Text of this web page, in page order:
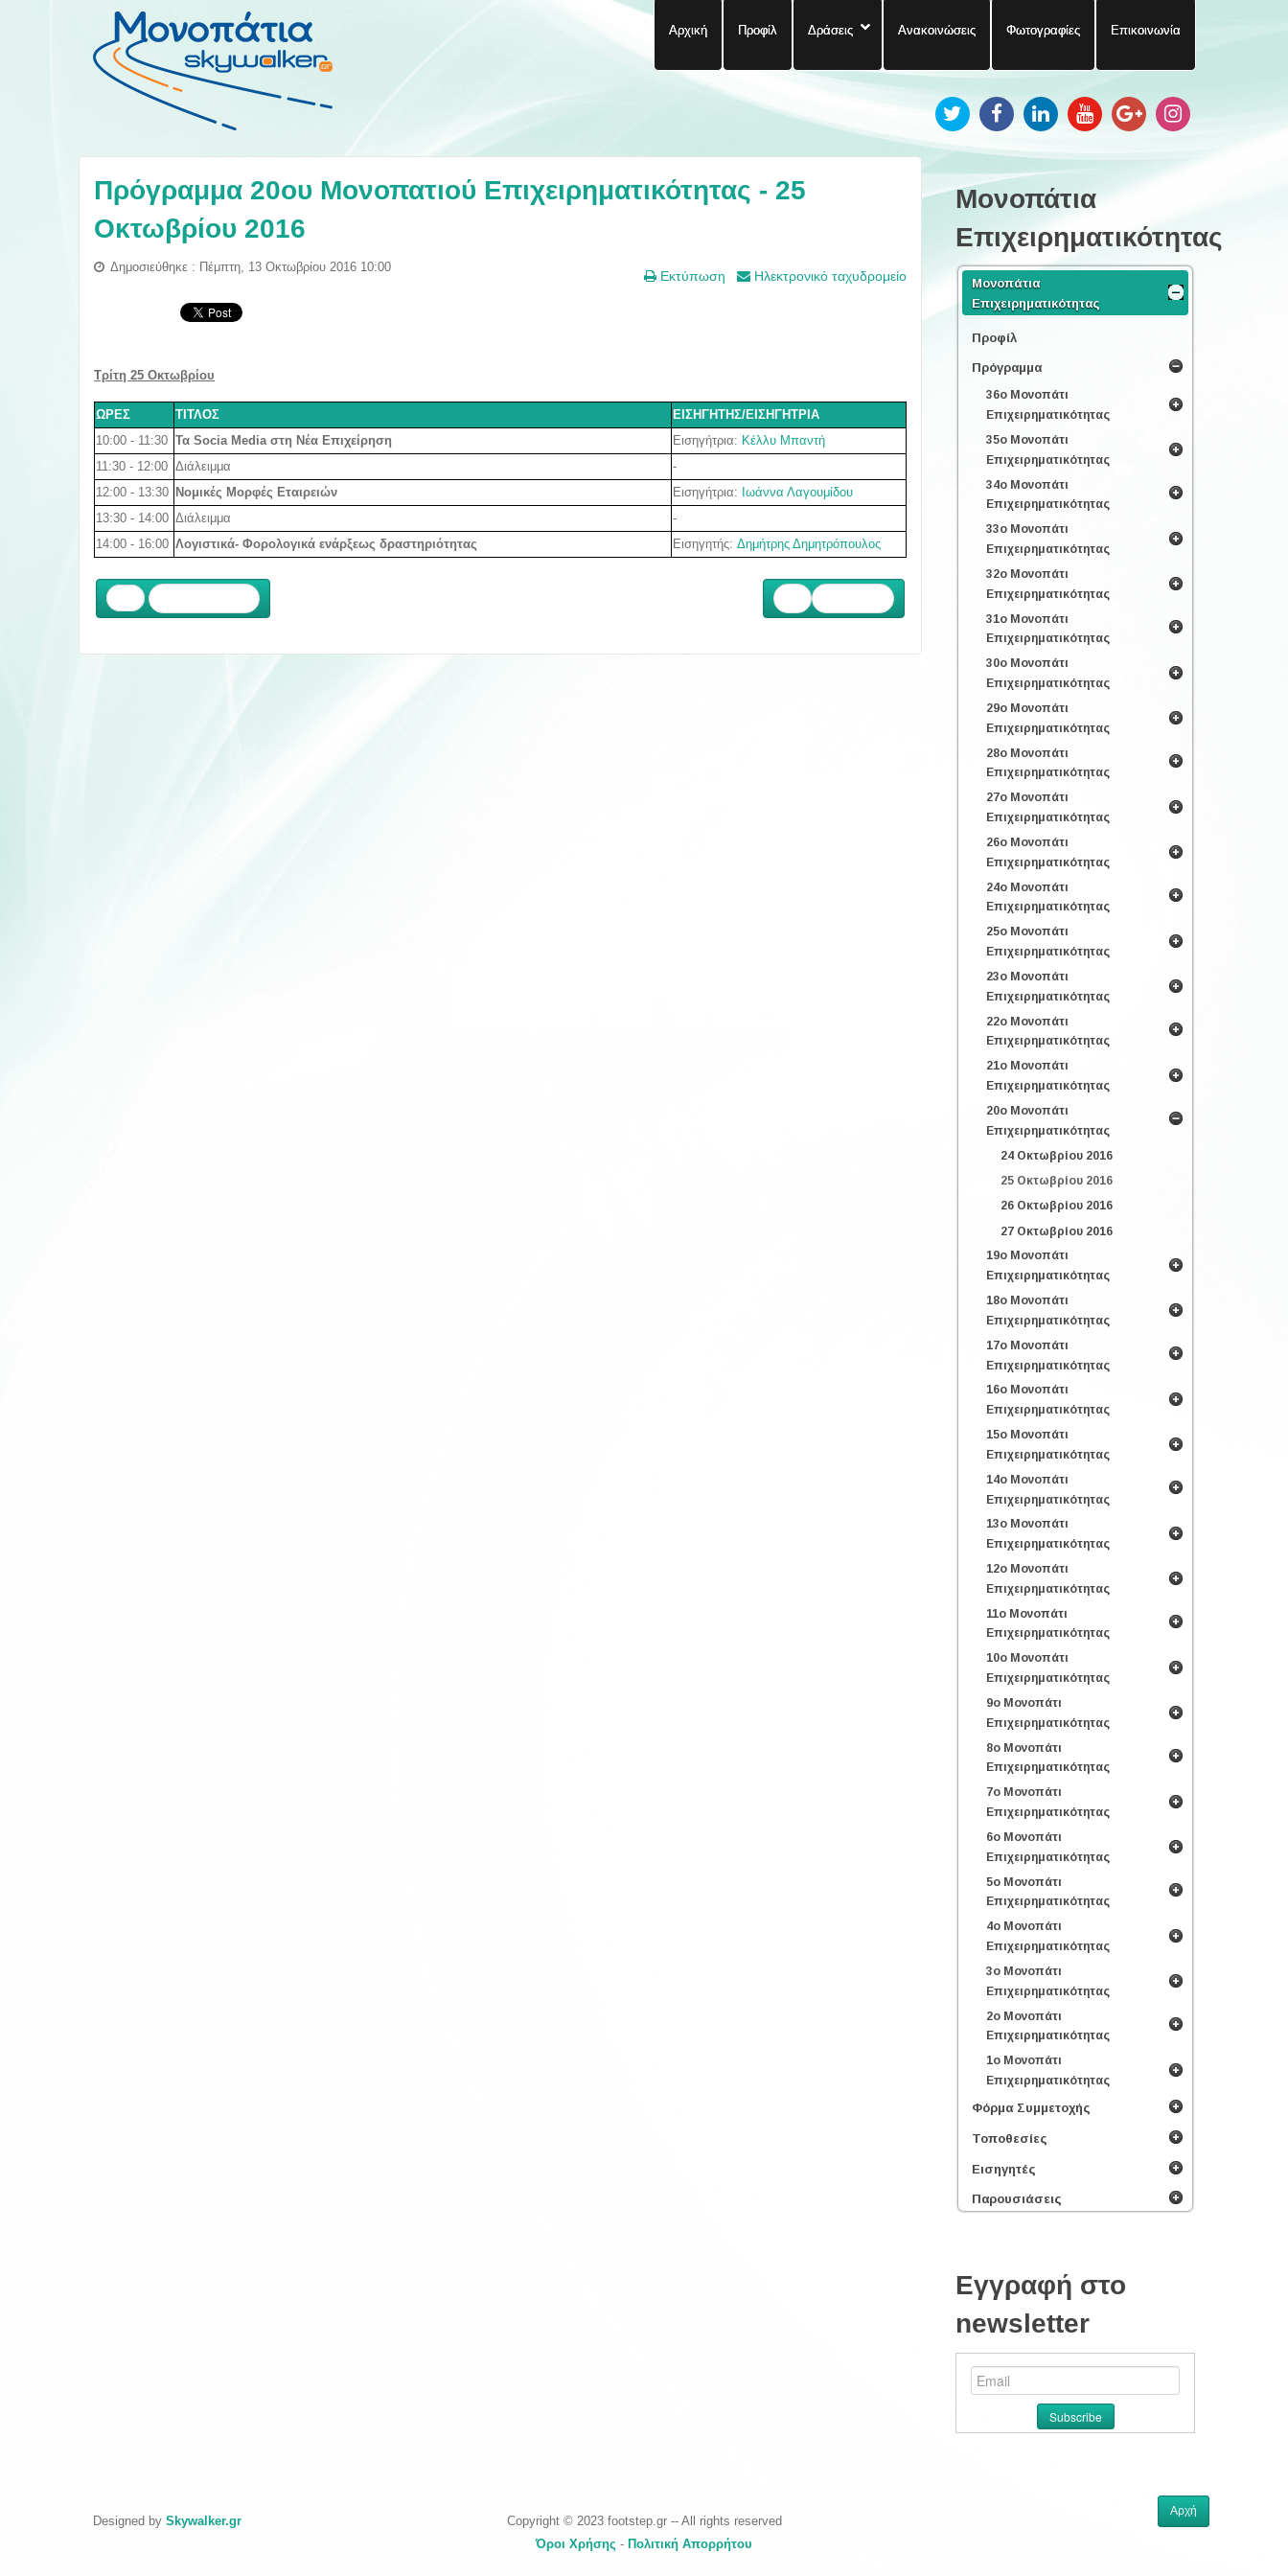
Αρχική Προφίλ Δράσεις Ανακοινώσεις Φωτογραφίες Επικοινωνία
Πρόγραμμα 20ου Μονοπατιού Επιχειρηματικότητας - 25
Οκτωβρίου 2016
Εκτύπωση Ηλεκτρονικό ταχυδρομείο
Δημοσιεύθηκε : Πέμπτη, 13 Οκτωβρίου 2016 10:00
Τρίτη 25 Οκτωβρίου
ΩΡΕΣ ΤΙΤΛΟΣ
ΕΙΣΗΓΗΤΗΣ/ΕΙΣΗΓΗΤΡΙΑ
10:00 - 11:30 Τα Socia Media στη Νέα Επιχείρηση Εισηγήτρια: Κέλλυ Μπαντή
11:30 - 12:00 Διάλειμμα
-
12:00 - 13:30
Νομικές Μορφές Εταιρειών Εισηγήτρια: Ιωάννα Λαγουμίδου
13:30 - 14:00 Διάλειμμα
-
14:00 - 16:00 Λογιστικά- Φορολογικά ενάρξεως δραστηριότητας Εισηγητής: Δημήτρης Δημητρόπουλος
Μονοπάτια
Επιχειρηματικότητας
Μονοπάτια
Επιχειρηματικότητας
Προφίλ
Πρόγραμμα
36ο Μονοπάτι
Επιχειρηματικότητας
35ο Μονοπάτι
Επιχειρηματικότητας
34ο Μονοπάτι
Επιχειρηματικότητας
33ο Μονοπάτι
Επιχειρηματικότητας
32ο Μονοπάτι
Επιχειρηματικότητας
31ο Μονοπάτι
Επιχειρηματικότητας
30ο Μονοπάτι
Επιχειρηματικότητας
29ο Μονοπάτι
Επιχειρηματικότητας
28ο Μονοπάτι
Επιχειρηματικότητας
27ο Μονοπάτι
Επιχειρηματικότητας
26ο Μονοπάτι
Επιχειρηματικότητας
24ο Μονοπάτι
Επιχειρηματικότητας
25ο Μονοπάτι
Επιχειρηματικότητας
23ο Μονοπάτι
Επιχειρηματικότητας
22ο Μονοπάτι
Επιχειρηματικότητας
21ο Μονοπάτι
Επιχειρηματικότητας
20ο Μονοπάτι
Επιχειρηματικότητας
24 Οκτωβρίου 2016
25 Οκτωβρίου 2016
26 Οκτωβρίου 2016
27 Οκτωβρίου 2016
19ο Μονοπάτι
Επιχειρηματικότητας
18ο Μονοπάτι
Επιχειρηματικότητας
17ο Μονοπάτι
Επιχειρηματικότητας
16ο Μονοπάτι
Επιχειρηματικότητας
15ο Μονοπάτι
Επιχειρηματικότητας
14ο Μονοπάτι
Επιχειρηματικότητας
13ο Μονοπάτι
Επιχειρηματικότητας
12ο Μονοπάτι
Επιχειρηματικότητας
11ο Μονοπάτι
Επιχειρηματικότητας
10ο Μονοπάτι
Επιχειρηματικότητας
9ο Μονοπάτι
Επιχειρηματικότητας
8ο Μονοπάτι
Επιχειρηματικότητας
7ο Μονοπάτι
Επιχειρηματικότητας
6ο Μονοπάτι
Επιχειρηματικότητας
5ο Μονοπάτι
Επιχειρηματικότητας
4ο Μονοπάτι
Επιχειρηματικότητας
3ο Μονοπάτι
Επιχειρηματικότητας
2ο Μονοπάτι
Επιχειρηματικότητας
1ο Μονοπάτι
Επιχειρηματικότητας
Φόρμα Συμμετοχής
Τοποθεσίες
Εισηγητές
Παρουσιάσεις
Εγγραφή στο
newsletter
Designed by Skywalker.gr
Copyright © 2023 footstep.gr -- All rights reserved
Όροι Χρήσης - Πολιτική Απορρήτου
Αρχή